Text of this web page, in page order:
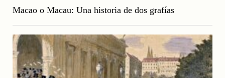
Macao o Macau: Una historia de dos grafías